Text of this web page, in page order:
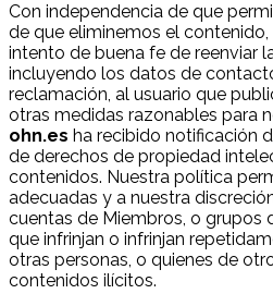
Con independencia de que
de que eliminemos el contenido,
intento de buena fe de reenviar
incluyendo los datos de
reclamación, al usuario que
otras medidas razonables para
ohn.es ha recibido notificación
de derechos de propiedad
contenidos. Nuestra política
adecuadas y a nuestra
cuentas de Miembros, o grupos
que infrinjan o infrinjan
otras personas, o quienes de
contenidos ilícitos.